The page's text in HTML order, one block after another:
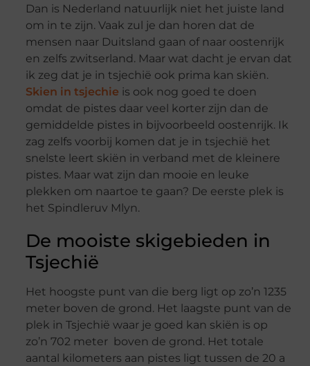
Dan is Nederland natuurlijk niet het juiste land
om in te zijn. Vaak zul je dan horen dat de
mensen naar Duitsland gaan of naar oostenrijk
en zelfs zwitserland. Maar wat dacht je ervan dat
ik zeg dat je in tsjechië ook prima kan skiën.
Skien in tsjechie is ook nog goed te doen
omdat de pistes daar veel korter zijn dan de
gemiddelde pistes in bijvoorbeeld oostenrijk. Ik
zag zelfs voorbij komen dat je in tsjechië het
snelste leert skiën in verband met de kleinere
pistes. Maar wat zijn dan mooie en leuke
plekken om naartoe te gaan? De eerste plek is
het Spindleruv Mlyn.
De mooiste skigebieden in
Tsjechië
Het hoogste punt van die berg ligt op zo’n 1235
meter boven de grond. Het laagste punt van de
plek in Tsjechië waar je goed kan skiën is op
zo’n 702 meter boven de grond. Het totale
aantal kilometers aan pistes ligt tussen de 20 a